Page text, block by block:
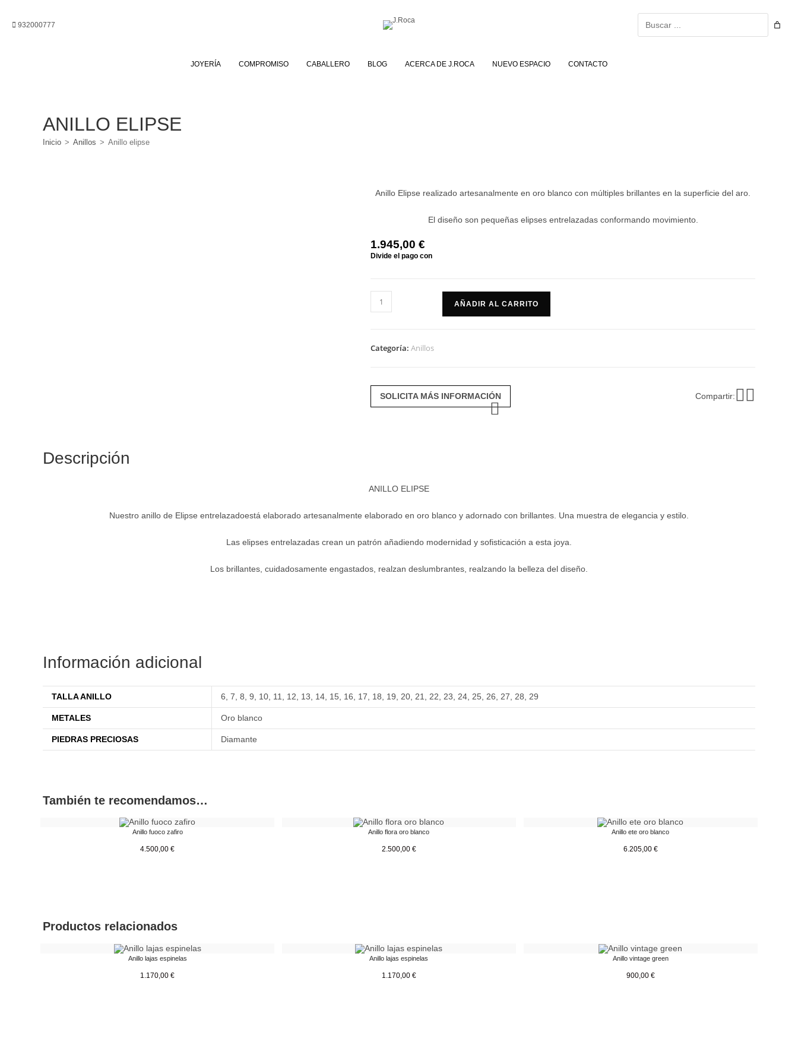
932000777
JOYERÍA COMPROMISO CABALLERO BLOG ACERCA DE J.ROCA NUEVO ESPACIO CONTACTO
ANILLO ELIPSE
Inicio > Anillos > Anillo elipse
Anillo Elipse realizado artesanalmente en oro blanco con múltiples brillantes en la superficie del aro.
El diseño son pequeñas elipses entrelazadas conformando movimiento.
1.945,00 €
Anillo
elipse
AÑADIR AL CARRITO
Categoría: Anillos
SOLICITA MÁS INFORMACIÓN Compartir:
Descripción
ANILLO ELIPSE
Nuestro anillo de Elipse entrelazadoestá elaborado artesanalmente elaborado en oro blanco y adornado con brillantes. Una muestra de elegancia y estilo.
Las elipses entrelazadas crean un patrón añadiendo modernidad y sofisticación a esta joya.
Los brillantes, cuidadosamente engastados, realzan deslumbrantes, realzando la belleza del diseño.
Información adicional
TALLA ANILLO 6 7 8 9 10 11 12 13 14 15 16 17 18 19 20 21 22 23 24 25 26 27 28 29
METALES Oro blanco
PIEDRAS PRECIOSAS Diamante
También te recomendamos…
Anillo fuoco zafiro
4.500,00€
Anillo flora oro blanco
2.500,00 €
Anillo ete oro blanco
6.205,00 €
Productos relacionados
Anillo lajas espinelas
1.170,00€
Anillo lajas espinelas
1.170,00 €
Anillo vintage green
900,00 €